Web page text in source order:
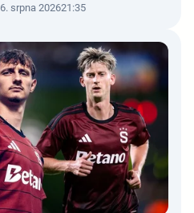
6. srpna 202621:35